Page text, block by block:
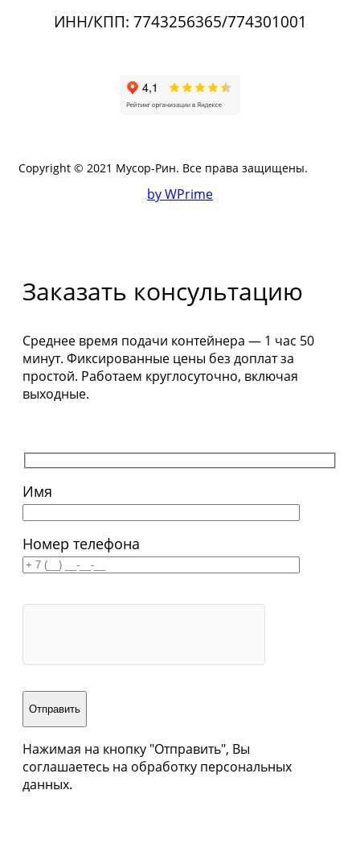
ИНН/КПП: 7743256365/774301001
Copyright © 2021 Мусор-Рин. Все права защищены.
by WPrime
Заказать консультацию
Среднее время подачи контейнера — 1 час 50
минут. Фиксированные цены без доплат за
простой. Работаем круглосуточно, включая
выходные.
Имя
Номер телефона
Отправить
Нажимая на кнопку "Отправить", Вы
соглашаетесь на обработку персональных
данных.